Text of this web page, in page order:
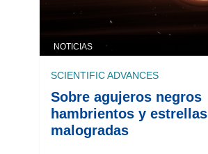
NOTICIAS
SCIENTIFIC ADVANCES
Sobre agujeros negros
hambrientos y estrellas
malogradas